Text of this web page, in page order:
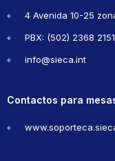
4 Avenida 10-25
PBX: (502) 2368 2151
info@sieca.int
Contactos para